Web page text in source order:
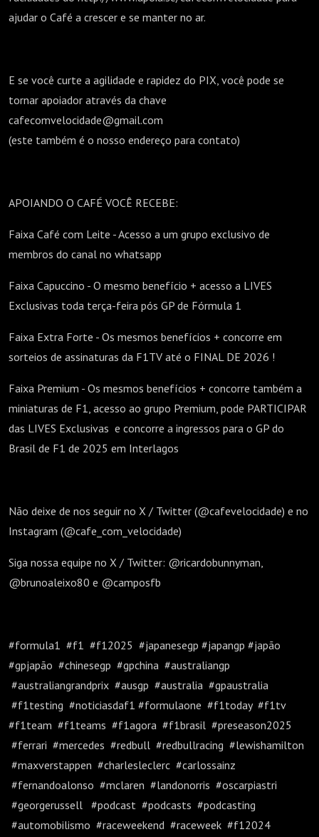
ajudar o Café a crescer e se manter no ar.
E se você curte a agilidade e rapidez do PIX, você pode se
tornar apoiador através da chave
cafecomvelocidade@gmail.com
(este também é o nosso endereço para contato)
APOIANDO O CAFÉ VOCÊ RECEBE:
Faixa Café com Leite - Acesso a um grupo exclusivo de
membros do canal no whatsapp
Faixa Capuccino - O mesmo benefício + acesso a LIVES
Exclusivas toda terça-feira pós GP de Fórmula 1
Faixa Extra Forte - Os mesmos benefícios + concorre em
sorteios de assinaturas da F1TV até o FINAL DE 2026 !
Faixa Premium - Os mesmos benefícios + concorre também a
miniaturas de F1, acesso ao grupo Premium, pode PARTICIPAR
das LIVES Exclusivas e concorre a ingressos para o GP do
Brasil de F1 de 2025 em Interlagos
Não deixe de nos seguir no X / Twitter (@cafevelocidade) e no
Instagram (@cafe_com_velocidade)
Siga nossa equipe no X / Twitter: @ricardobunnyman,
@brunoaleixo80 e @camposfb
#formula1 #f1 #f12025 #japanesegp #japangp #japão
#gpjapão #chinesegp #gpchina #australiangp
#australiangrandprix #ausgp #australia #gpaustralia
#f1testing #noticiasdaf1 #formulaone #f1today #f1tv
#f1team #f1teams #f1agora #f1brasil #preseason2025
#ferrari #mercedes #redbull #redbullracing #lewishamilton
#maxverstappen #charlesleclerc #carlossainz
#fernandoalonso #mclaren #landonorris #oscarpiastri
#georgerussell #podcast #podcasts #podcasting
#automobilismo #raceweekend #raceweek #f12024